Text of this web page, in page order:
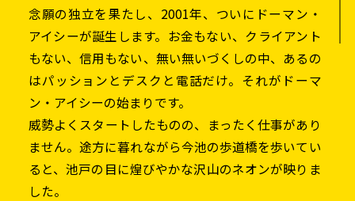
念願の独立を果たし、2001年、ついにドーマン・
アイシーが誕生します。お金もない、クライアント
もない、信用もない、無い無いづくしの中、あるの
はパッションとデスクと電話だけ。それがドーマ
ン・アイシーの始まりです。
威勢よくスタートしたものの、まったく仕事があり
ません。途方に暮れながら今池の歩道橋を歩いてい
ると、池戸の目に煌びやかな沢山のネオンが映りま
した。